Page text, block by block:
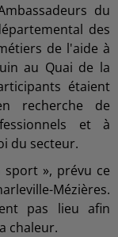
du
des
de l'aide à
au Quai de la
étaient
recherche de
et à
du secteur.
», prévu ce
Mézières.
pas lieu afin
chaleur.